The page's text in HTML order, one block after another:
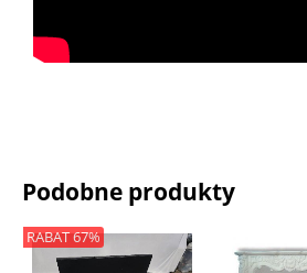
Podobne produkty
RABAT 67%